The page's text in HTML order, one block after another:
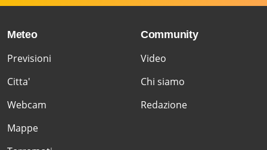
Meteo
Previsioni
Citta'
Webcam
Mappe
Community
Video
Chi siamo
Redazione